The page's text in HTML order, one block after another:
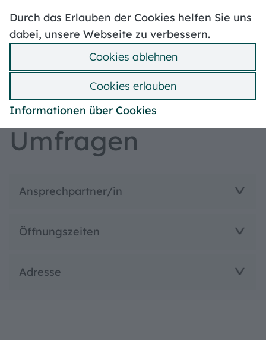
Durch das Erlauben der Cookies helfen Sie uns
dabei, unsere Webseite zu verbessern.
Cookies ablehnen
Informationen über Cookies
Cookies erlauben
Hilfe
Stellenangebote
Mängelmelder
Ummeldung
Bebauungspläne
Volksbegehren
Wahlen
Bürgerbeteiligung
Umfragen
Ansprechpartner/in
Öffnungszeiten
Adresse